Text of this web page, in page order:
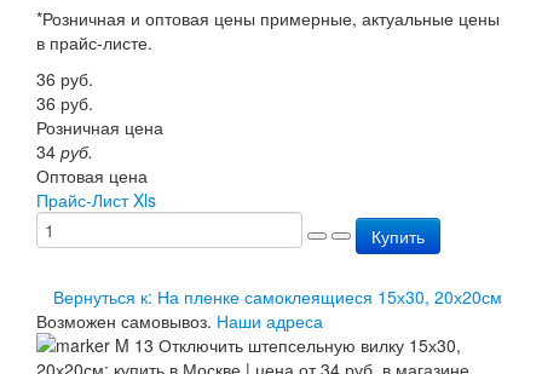
Пожарное оборудование
Перезарядка
Перезарядка ОВП
Доставка
Оплата
Гарантии
Публичная оферта
Вопрос-Ответ
Контакты
*Розничная и оптовая цены примерные, актуальные цены
в прайс-листе.
36 руб.
36 руб.
Розничная цена
34 руб.
Оптовая цена
Прайс-Лист Xls
Купить
Вернуться к: На пленке самоклеящиеся 15х30, 20х20см
Возможен самовывоз. Наши адреса